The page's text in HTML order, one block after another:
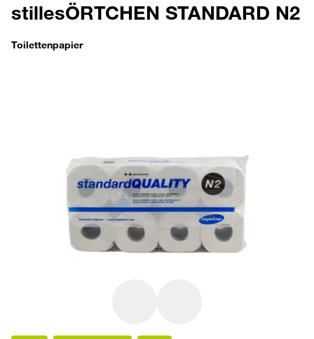
stillesÖRTCHEN STANDARD N2
Toilettenpapier